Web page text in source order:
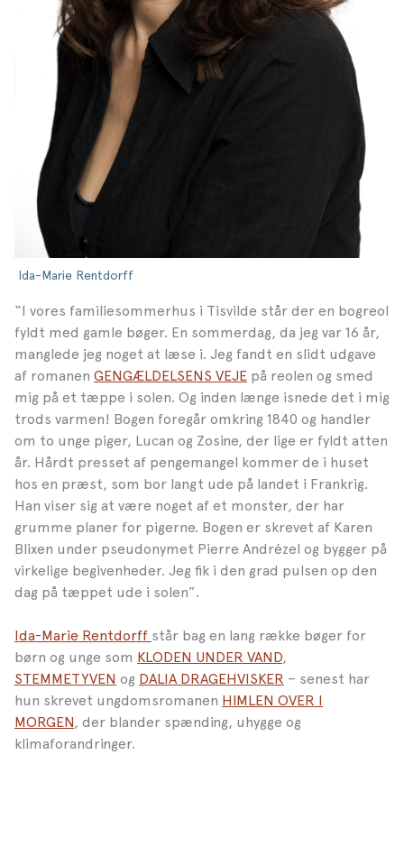
Ida-Marie Rentdorff
“I vores familiesommerhus i Tisvilde står der en bogreol
fyldt med gamle bøger. En sommerdag, da jeg var 16 år,
manglede jeg noget at læse i. Jeg fandt en slidt udgave
af romanen GENGÆLDELSENS VEJE på reolen og smed
mig på et tæppe i solen. Og inden længe isnede det i mig
trods varmen! Bogen foregår omkring 1840 og handler
om to unge piger, Lucan og Zosine, der lige er fyldt atten
år. Hårdt presset af pengemangel kommer de i huset
hos en præst, som bor langt ude på landet i Frankrig.
Han viser sig at være noget af et monster, der har
grumme planer for pigerne. Bogen er skrevet af Karen
Blixen under pseudonymet Pierre Andrézel og bygger på
virkelige begivenheder. Jeg fik i den grad pulsen op den
dag på tæppet ude i solen”.
Ida-Marie Rentdorff står bag en lang række bøger for
børn og unge som KLODEN UNDER VAND,
STEMMETYVEN og DALIA DRAGEHVISKER – senest har
hun skrevet ungdomsromanen HIMLEN OVER I
MORGEN, der blander spænding, uhygge og
klimaforandringer.